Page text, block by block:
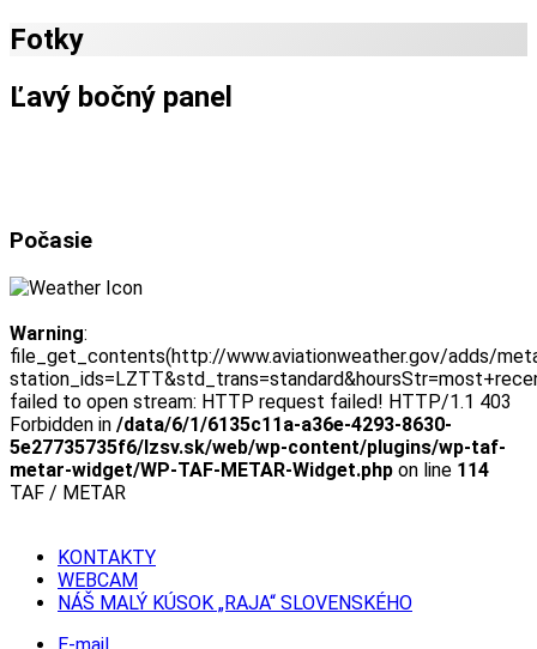
Fotky
Ľavý bočný panel
Počasie
Warning:
file_get_contents(http://www.aviationweather.gov/adds/
failed to open stream: HTTP request failed! HTTP/1.1 403
Forbidden in /data/6/1/6135c11a-a36e-4293-8630-
5e27735735f6/lzsv.sk/web/wp-content/plugins/wp-taf-
metar-widget/WP-TAF-METAR-Widget.php on line 114
TAF / METAR
KONTAKTY
WEBCAM
NÁŠ MALÝ KÚSOK „RAJA“ SLOVENSKÉHO